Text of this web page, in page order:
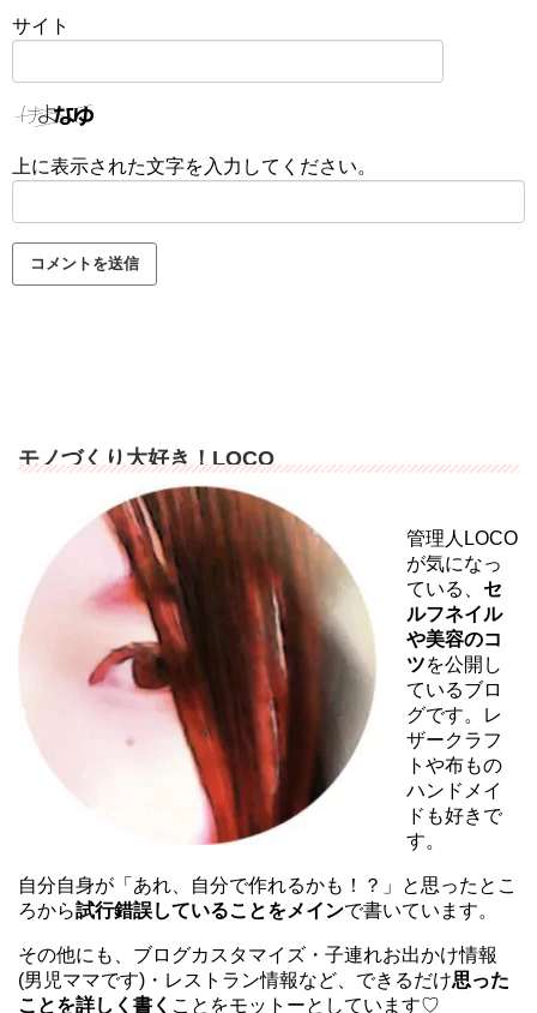
サイト
上に表示された文字を入力してください。
モノづくり大好き！LOCO
管理人LOCO
が気になっ
ている、 セ
ルフネイル
や美容のコ
ツを公開し
ているブロ
グです。レ
ザークラフ
トや布もの
ハンドメイ
ドも好きで
す。
自分自身が「あれ、自分で作れるかも！？」と思ったとこ
ろから試行錯誤していることをメインで書いています。
その他にも、ブログカスタマイズ・子連れお出かけ情報
(男児ママです)・レストラン情報など、できるだけ思った
ことを詳しく書く ことをモットーとしています♡